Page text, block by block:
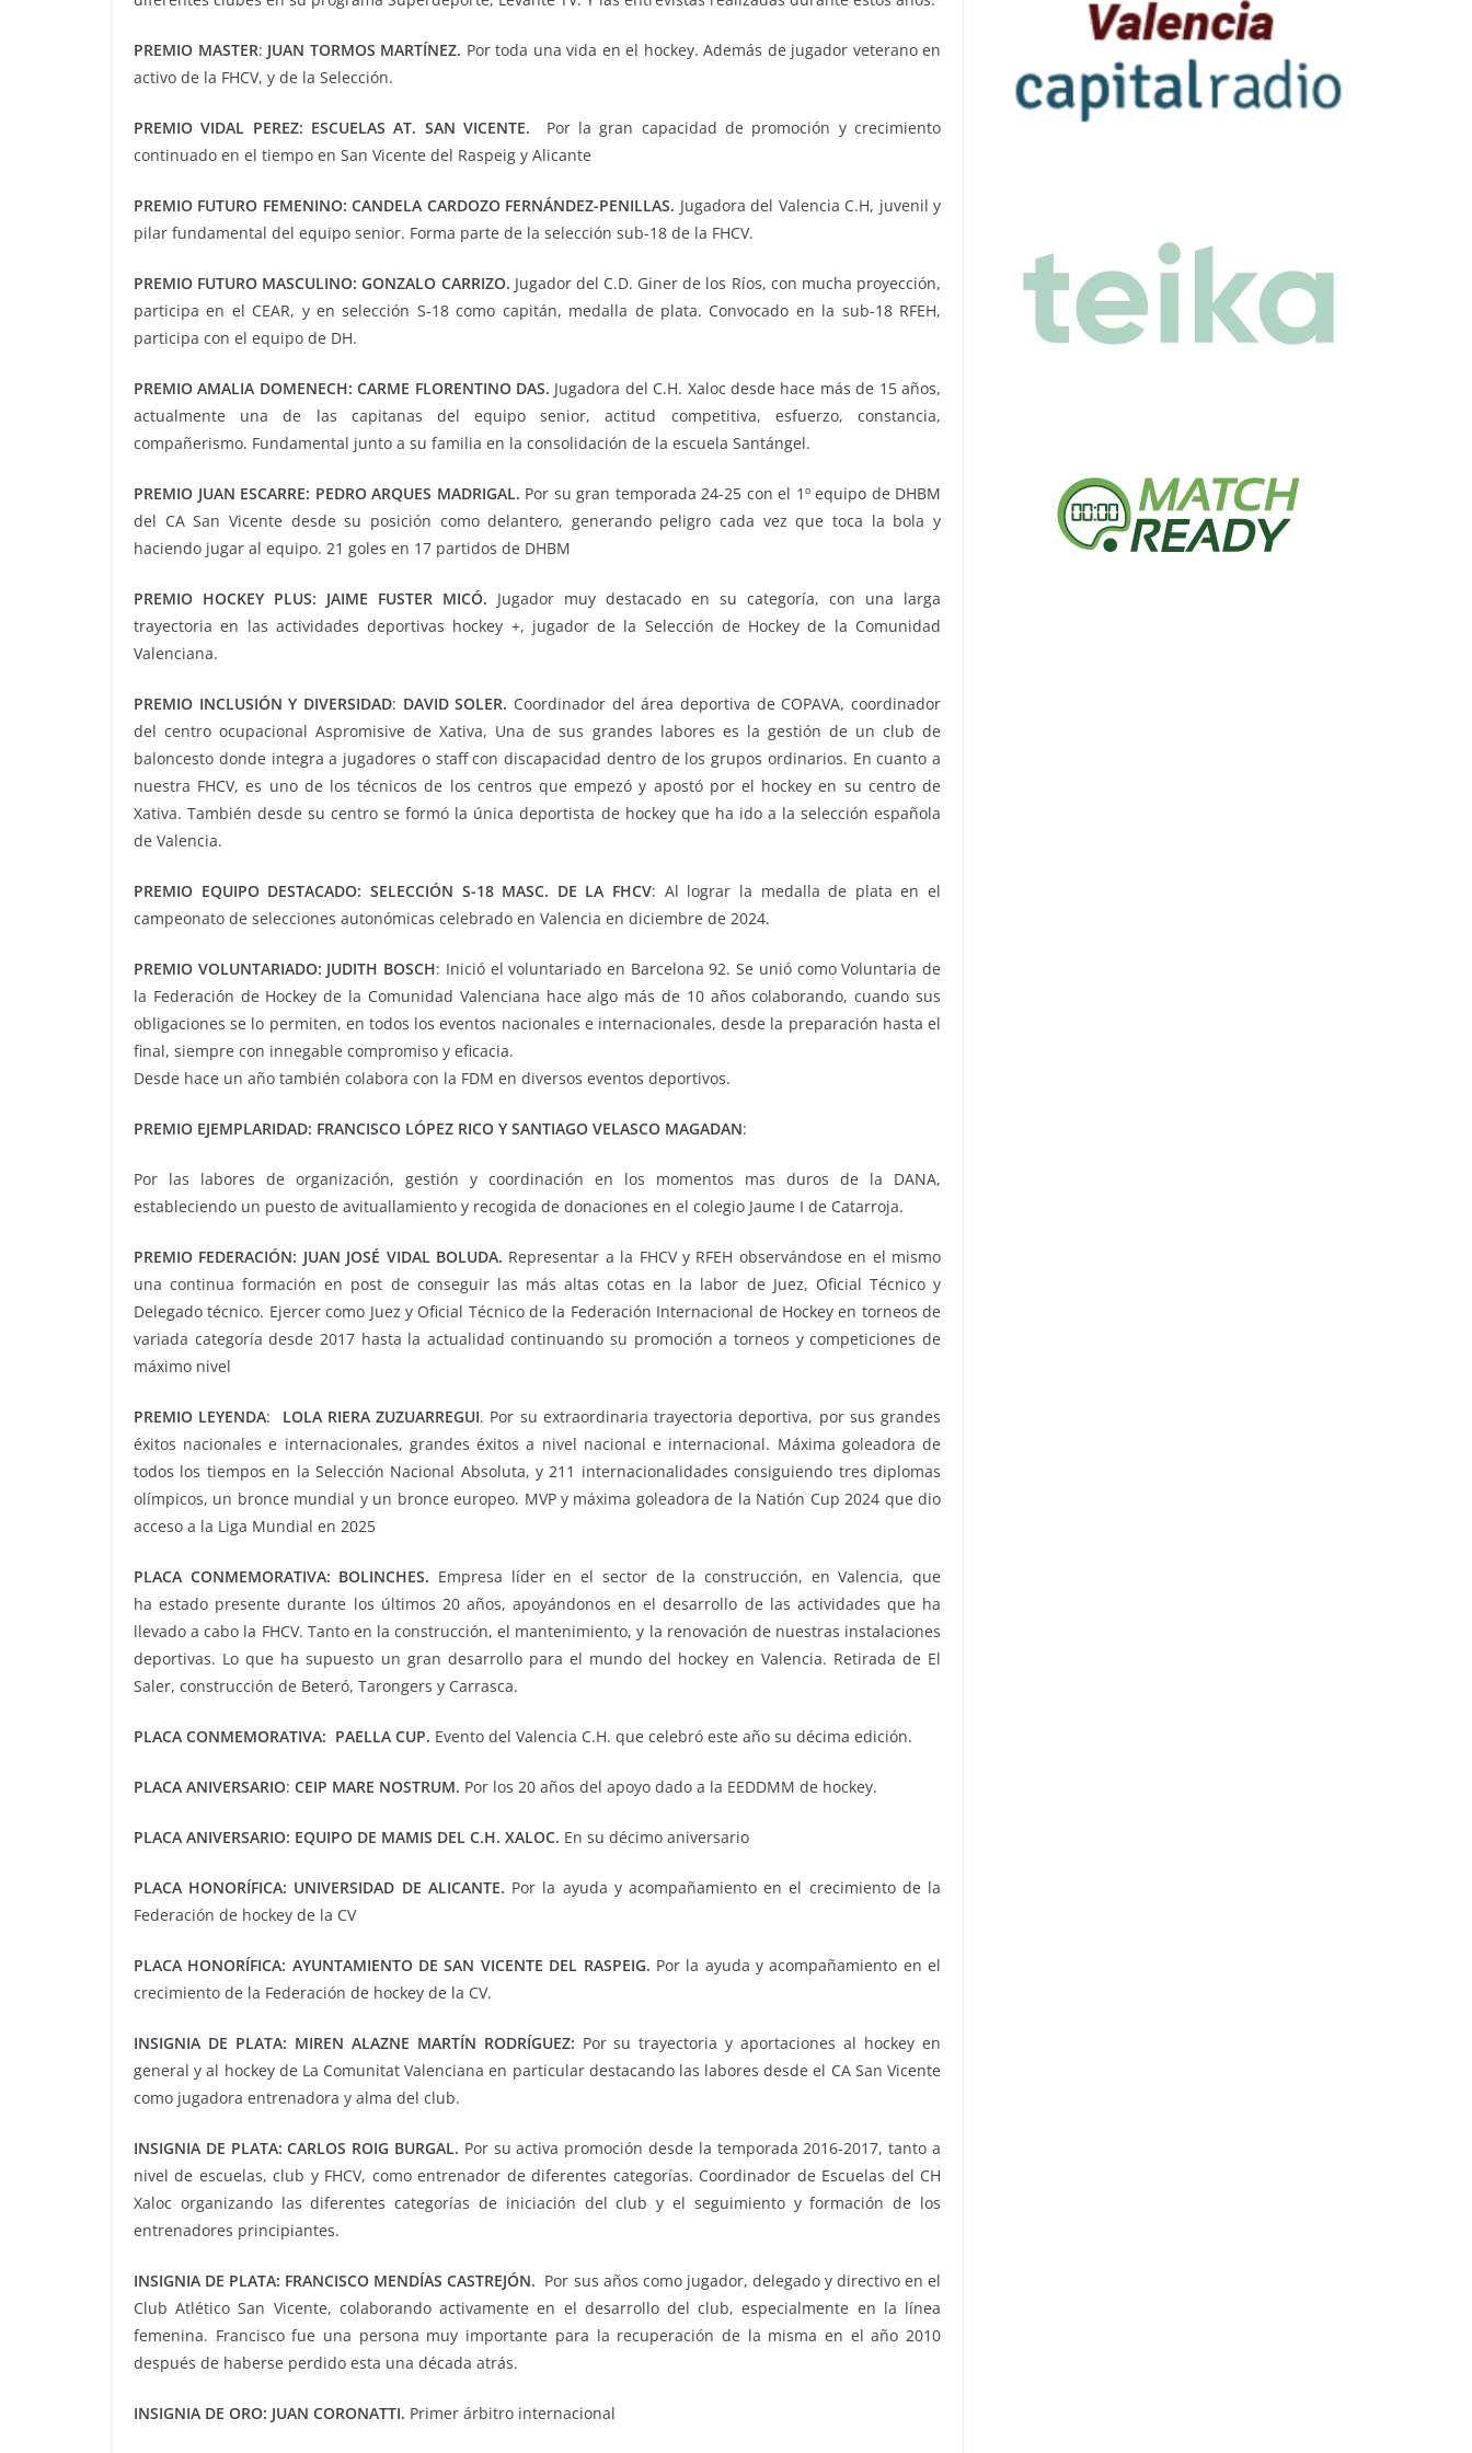
PREMIO MASTER: JUAN TORMOS MARTÍNEZ. Por toda una vida en el hockey. Además de jugador veterano en
activo de la FHCV, y de la Selección.
PREMIO VIDAL PEREZ: ESCUELAS AT. SAN VICENTE. Por la gran capacidad de promoción y crecimiento
continuado en el tiempo en San Vicente del Raspeig y Alicante
PREMIO FUTURO FEMENINO:CANDELA CARDOZO FERNÁNDEZ-PENILLAS. Jugadora del Valencia C.H, juvenil y
pilar fundamental del equipo senior. Forma parte de la selección sub-18 de la FHCV.
PREMIO FUTURO MASCULINO:GONZALO CARRIZO. Jugador del C.D. Giner de los Ríos, con mucha proyección,
participa en el CEAR, y en selección S-18 como capitán, medalla de plata. Convocado en la sub-18 RFEH,
participa con el equipo de DH.
PREMIO AMALIA DOMENECH:CARME FLORENTINO DAS. Jugadora del C.H. Xaloc desde hace más de 15 años,
actualmente una de las capitanas del equipo senior, actitud competitiva, esfuerzo, constancia,
compañerismo. Fundamental junto a su familia en la consolidación de la escuela Santángel.
PREMIO JUAN ESCARRE: PEDRO ARQUES MADRIGAL. Por su gran temporada 24-25 con el 1º equipo de DHBM
del CA San Vicente desde su posición como delantero, generando peligro cada vez que toca la bola y
haciendo jugar al equipo. 21 goles en 17 partidos de DHBM
PREMIO HOCKEY PLUS: JAIME FUSTER MICÓ. Jugador muy destacado en su categoría, con una larga
trayectoria en las actividades deportivas hockey +, jugador de la Selección de Hockey de la Comunidad
Valenciana.
PREMIO INCLUSIÓN Y DIVERSIDAD: DAVID SOLER. Coordinador del área deportiva de COPAVA, coordinador
del centro ocupacional Aspromisive de Xativa, Una de sus grandes labores es la gestión de un club de
baloncesto donde integra a jugadores o staff con discapacidad dentro de los grupos ordinarios. En cuanto a
nuestra FHCV, es uno de los técnicos de los centros que empezó y apostó por el hockey en su centro de
Xativa. También desde su centro se formó la única deportista de hockey que ha ido a la selección española
de Valencia.
PREMIO EQUIPO DESTACADO: SELECCIÓN S-18 MASC. DE LA FHCV: Al lograr la medalla de plata en el
campeonato de selecciones autonómicas celebrado en Valencia en diciembre de 2024.
PREMIO VOLUNTARIADO: JUDITH BOSCH: Inició el voluntariado en Barcelona 92. Se unió como Voluntaria de
la Federación de Hockey de la Comunidad Valenciana hace algo más de 10 años colaborando, cuando sus
obligaciones se lo permiten, en todos los eventos nacionales e internacionales, desde la preparación hasta el
final, siempre con innegable compromiso y eficacia.
Desde hace un año también colabora con la FDM en diversos eventos deportivos.
PREMIO EJEMPLARIDAD: FRANCISCO LÓPEZ RICO Y SANTIAGO VELASCO MAGADAN:
Por las labores de organización, gestión y coordinación en los momentos mas duros de la DANA,
estableciendo un puesto de avituallamiento y recogida de donaciones en el colegio Jaume I de Catarroja.
PREMIO FEDERACIÓN: JUAN JOSÉ VIDAL BOLUDA. Representar a la FHCV y RFEH observándose en el mismo
una continua formación en post de conseguir las más altas cotas en la labor de Juez, Oficial Técnico y
Delegado técnico. Ejercer como Juez y Oficial Técnico de la Federación Internacional de Hockey en torneos de
variada categoría desde 2017 hasta la actualidad continuando su promoción a torneos y competiciones de
máximo nivel
PREMIO LEYENDA: LOLA RIERA ZUZUARREGUI. Por su extraordinaria trayectoria deportiva, por sus grandes
éxitos nacionales e internacionales, grandes éxitos a nivel nacional e internacional. Máxima goleadora de
todos los tiempos en la Selección Nacional Absoluta, y 211 internacionalidades consiguiendo tres diplomas
olímpicos, un bronce mundial y un bronce europeo. MVP y máxima goleadora de la Natión Cup 2024 que dio
acceso a la Liga Mundial en 2025
PLACA CONMEMORATIVA: BOLINCHES. Empresa líder en el sector de la construcción, en Valencia, que
ha estado presente durante los últimos 20 años, apoyándonos en el desarrollo de las actividades que ha
llevado a cabo la FHCV. Tanto en la construcción, el mantenimiento, y la renovación de nuestras instalaciones
deportivas. Lo que ha supuesto un gran desarrollo para el mundo del hockey en Valencia. Retirada de El
Saler, construcción de Beteró, Tarongers y Carrasca.
PLACA CONMEMORATIVA: PAELLA CUP. Evento del Valencia C.H. que celebró este año su décima edición.
PLACA ANIVERSARIO: CEIP MARE NOSTRUM. Por los 20 años del apoyo dado a la EEDDMM de hockey.
PLACA ANIVERSARIO: EQUIPO DE MAMIS DEL C.H. XALOC. En su décimo aniversario
PLACA HONORÍFICA: UNIVERSIDAD DE ALICANTE. Por la ayuda y acompañamiento en el crecimiento de la
Federación de hockey de la CV
PLACA HONORÍFICA: AYUNTAMIENTO DE SAN VICENTE DEL RASPEIG. Por la ayuda y acompañamiento en el
crecimiento de la Federación de hockey de la CV.
INSIGNIA DE PLATA: MIREN ALAZNE MARTÍN RODRÍGUEZ: Por su trayectoria y aportaciones al hockey en
general y al hockey de La Comunitat Valenciana en particular destacando las labores desde el CA San Vicente
como jugadora entrenadora y alma del club.
INSIGNIA DE PLATA:CARLOS ROIG BURGAL. Por su activa promoción desde la temporada 2016-2017, tanto a
nivel de escuelas, club y FHCV, como entrenador de diferentes categorías. Coordinador de Escuelas del CH
Xaloc organizando las diferentes categorías de iniciación del club y el seguimiento y formación de los
entrenadores principiantes.
INSIGNIA DE PLATA: FRANCISCO MENDÍAS CASTREJÓN. Por sus años como jugador, delegado y directivo en el
Club Atlético San Vicente, colaborando activamente en el desarrollo del club, especialmente en la línea
femenina. Francisco fue una persona muy importante para la recuperación de la misma en el año 2010
después de haberse perdido esta una década atrás.
INSIGNIA DE ORO: JUAN CORONATTI. Primer árbitro internacional